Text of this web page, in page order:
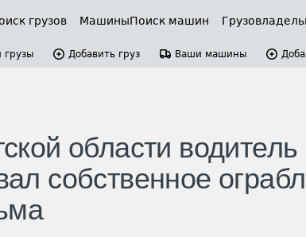
грузов МашиныПоиск машин
грузы Добавить груз Ваши машины
области водитель
собственное